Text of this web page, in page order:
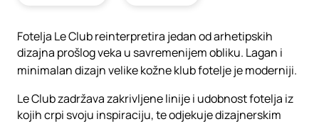
Fotelja Le Club reinterpretira jedan od arhetipskih
dizajna prošlog veka u savremenijem obliku. Lagan i
minimalan dizajn velike kožne klub fotelje je moderniji.
Le Club zadržava zakrivljene linije i udobnost fotelja iz
kojih crpi svoju inspiraciju, te odjekuje dizajnerskim